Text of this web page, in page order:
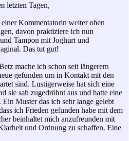
letzten Tagen,
Kommentatorin weiter oben
davon praktiziere ich nun
Tampon mit Joghurt und
Das tut gut!
mache ich schon seit längerem
gefunden um in Kontakt mit den
sind. Lustigerweise hat sich eine
sie sah zugedröhnt aus und hatte eine
Muster das ich sehr lange gelebt
ich Frieden gefunden habe mit dem
beinhaltet mich anzufreunden mit
und Ordnung zu schaffen. Eine